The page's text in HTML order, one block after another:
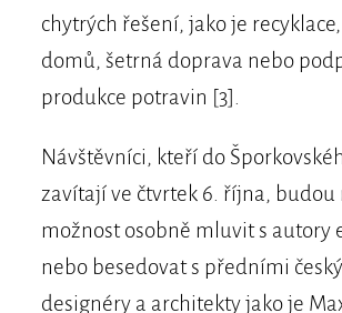
chytrých řešení, jako je
domů, šetrná doprava nebo
produkce potravin [3].
Návštěvníci, kteří do
zavítají ve čtvrtek 6. října, budou
možnost osobně mluvit s autory
nebo besedovat s předními
designéry a architekty jako je